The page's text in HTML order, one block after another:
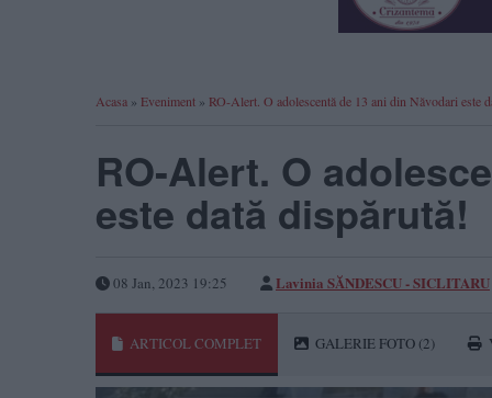
Acasa » Eveniment » RO-Alert. O adolescentă de 13 ani din Năvodari este
RO-Alert. O
este dată dispărută!
08 Jan, 2023 19:25 Lavinia SĂNDESCU - SICLITARU
ARTICOL COMPLET GALERIE FOTO (2)